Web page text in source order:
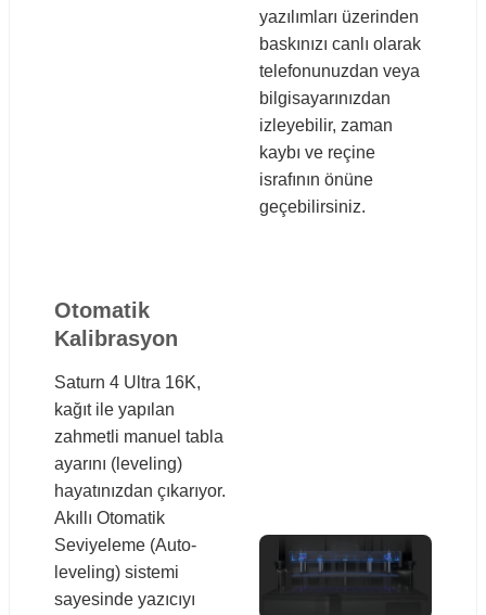
yazılımları üzerinden
baskınızı canlı olarak
telefonunuzdan veya
bilgisayarınızdan
izleyebilir, zaman
kaybı ve reçine
israfının önüne
geçebilirsiniz.
Otomatik
Kalibrasyon
Saturn 4 Ultra 16K,
kağıt ile yapılan
zahmetli manuel tabla
ayarını (leveling)
hayatınızdan çıkarıyor.
Akıllı Otomatik
Seviyeleme (Auto-
leveling) sistemi
sayesinde yazıcıyı